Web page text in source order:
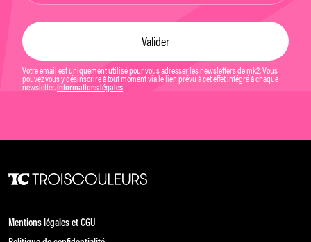
Votre email est uniquement utilisé pour vous adresser les newsletters de mk2. Vous
pouvez vous y désinscrire à tout moment via le lien prévu à cet effet intégré à chaque
newsletter. Informations légales
Mentions légales et CGU